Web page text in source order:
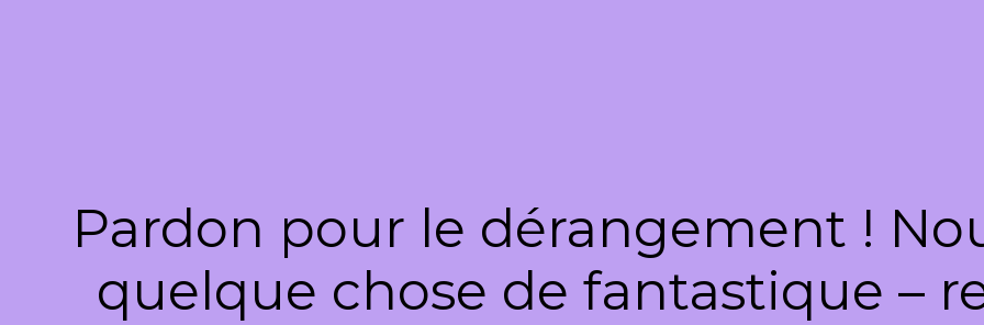
Pardon pour le dérangement !
quelque chose de fantastique –